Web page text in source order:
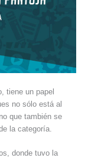
tiene un papel
no sólo está al
que también se
la categoría.
donde tuvo la